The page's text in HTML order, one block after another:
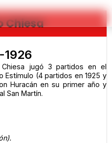
Chiesa
1926
Chiesa jugó 3 partidos en el
Estímulo (4 partidos en 1925 y
Huracán en su primer año y
San Martín.